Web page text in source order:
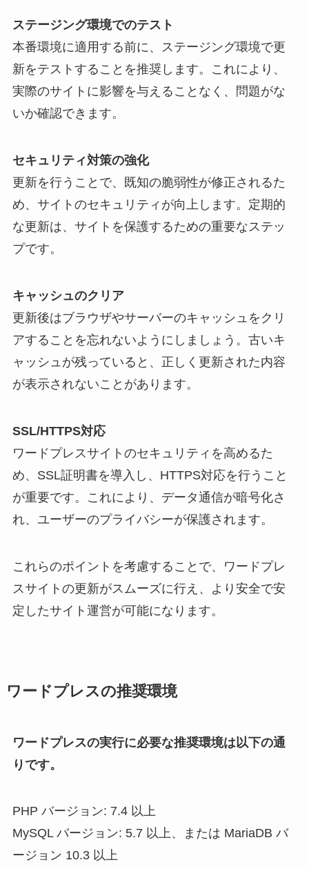
ステージング環境でのテスト
本番環境に適用する前に、ステージング環境で更
新をテストすることを推奨します。これにより、
実際のサイトに影響を与えることなく、問題がな
いか確認できます。
セキュリティ対策の強化
更新を行うことで、既知の脆弱性が修正されるた
め、サイトのセキュリティが向上します。定期的
な更新は、サイトを保護するための重要なステッ
プです。
キャッシュのクリア
更新後はブラウザやサーバーのキャッシュをクリ
アすることを忘れないようにしましょう。古いキ
ャッシュが残っていると、正しく更新された内容
が表示されないことがあります。
SSL/HTTPS対応
ワードプレスサイトのセキュリティを高めるた
め、SSL証明書を導入し、HTTPS対応を行うこと
が重要です。これにより、データ通信が暗号化さ
れ、ユーザーのプライバシーが保護されます。
これらのポイントを考慮することで、ワードプレ
スサイトの更新がスムーズに行え、より安全で安
定したサイト運営が可能になります。
ワードプレスの推奨環境
ワードプレスの実行に必要な推奨環境は以下の通
りです。
PHP バージョン: 7.4 以上
MySQL バージョン: 5.7 以上、または MariaDB バ
ージョン 10.3 以上